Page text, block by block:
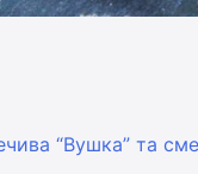
“Вушка” та